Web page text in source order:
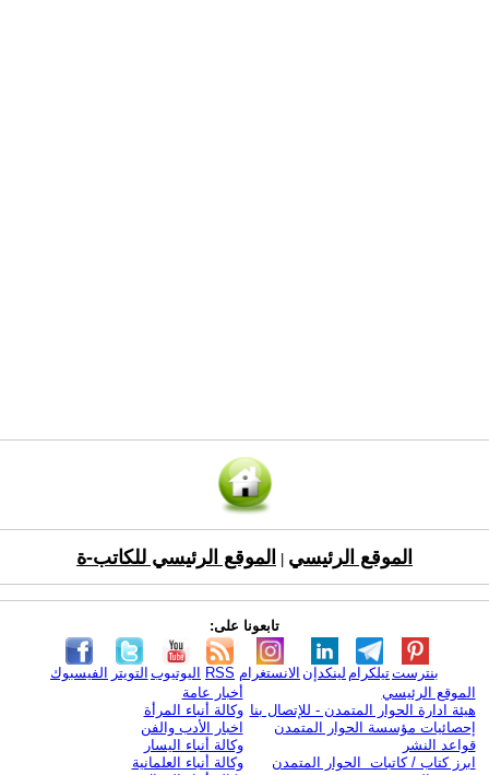
الموقع الرئيسي الموقع الرئيسي للكاتب-ة
تابعونا على:
الفيسبوك التويتر اليوتيوب RSS الانستغرام لينكدإن تيلكرامبنترست
الموقع الرئيسي
هيئة ادارة الحوار المتمدن - للإتصال بنا
إحصائيات مؤسسة الحوار المتمدن
قواعد النشر
ابرز كتاب / كاتبات الحوار المتمدن
أخبار عامة
وكالة أنباء المرأة
اخبار الأدب والفن
وكالة أنباء اليسار
وكالة أنباء العلمانية